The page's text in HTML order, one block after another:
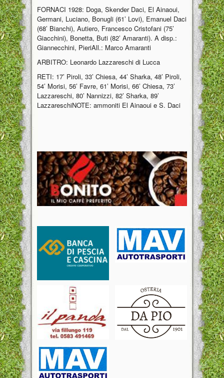
FORNACI 1928: Doga, Skender Daci, El Ainaoui,
Germani, Luciano, Bonugli (61’ Lovi), Emanuel Daci
(68’ Bianchi), Autiero, Francesco Cristofani (75’
Giacchini), Bonetta, Buti (82’ Amaranti). A disp.:
Giannecchini, PieriAll.: Marco Amaranti
ARBITRO: Leonardo Lazzareschi di Lucca
RETI: 17’ Piroli, 33’ Chiesa, 44’ Sharka, 48’ Piroli,
54’ Morisi, 56’ Favre, 61’ Morisi, 66’ Chiesa, 73’
Lazzareschi, 80’ Nannizzi, 82’ Sharka, 89’
LazzareschiNOTE: ammoniti El Ainaoui e S. Daci